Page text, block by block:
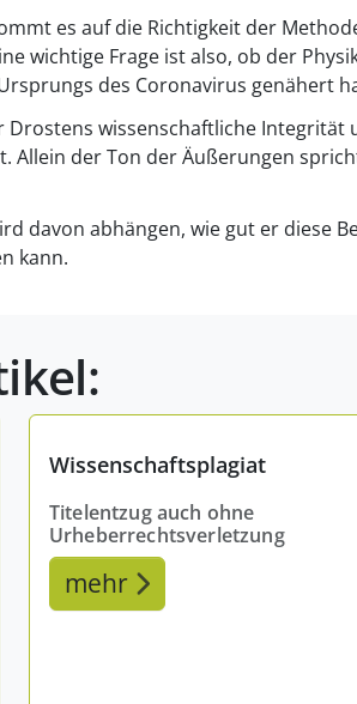
es auf die Richtigkeit der
wichtige Frage ist also, ob der
des Coronavirus genähert
wissenschaftliche
Allein der Ton der Äußerungen
davon abhängen, wie gut er diese
kann.
Wissenschaftsplagiat
Titelentzug auch ohne
Urheberrechtsverletzung
mehr